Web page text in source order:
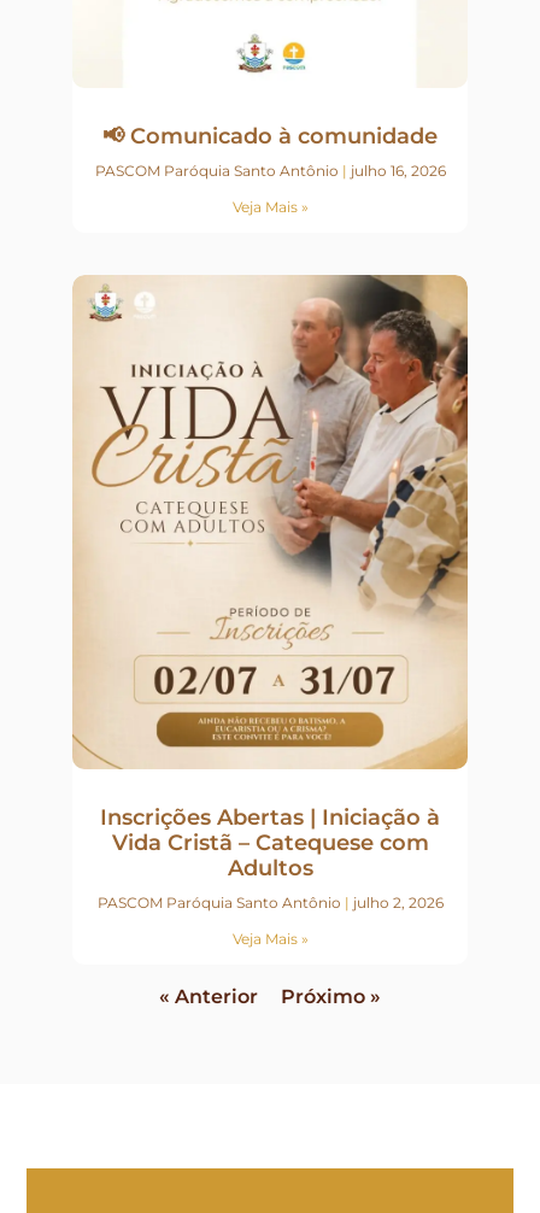
📢 Comunicado à comunidade
PASCOM Paróquia Santo Antônio
julho 16, 2026
Veja Mais »
Inscrições Abertas | Iniciação à
Vida Cristã – Catequese com
Adultos
PASCOM Paróquia Santo Antônio
julho 2, 2026
Veja Mais »
« Anterior Próximo »